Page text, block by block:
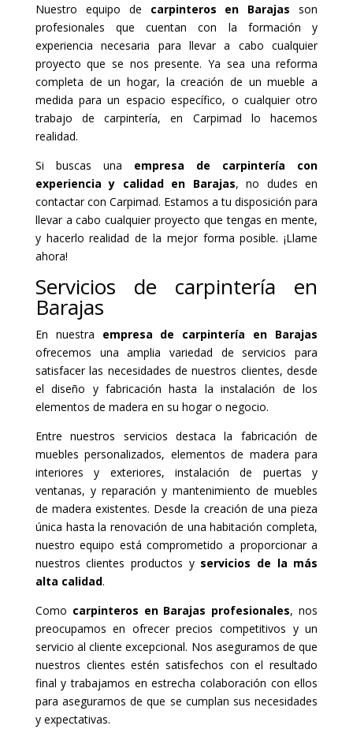
Nuestro equipo de carpinteros en Barajasson
profesionales que cuentan con la formación y
experiencia necesaria para llevar a cabo cualquier
proyecto que se nos presente. Ya sea una reforma
completa de un hogar, la creación de un mueble a
medida para un espacio específico, o cualquier otro
trabajo de carpintería, en Carpimad lo hacemos
realidad.
Si buscas una empresa de carpintería con
experiencia y calidad en Barajas, no dudes en
contactar con Carpimad. Estamos a tu disposición para
llevar a cabo cualquier proyecto que tengas en mente,
y hacerlo realidad de la mejor forma posible. ¡Llame
ahora!
Servicios de carpintería en
Barajas
En nuestra empresa de carpintería en Barajas
ofrecemos una amplia variedad de servicios para
satisfacer las necesidades de nuestros clientes, desde
el diseño y fabricación hasta la instalación de los
elementos de madera en su hogar o negocio.
Entre nuestros servicios destaca la fabricación de
muebles personalizados, elementos de madera para
interiores y exteriores, instalación de puertas y
ventanas, y reparación y mantenimiento de muebles
de madera existentes. Desde la creación de una pieza
única hasta la renovación de una habitación completa,
nuestro equipo está comprometido a proporcionar a
nuestros clientes productos y servicios de la más
alta calidad.
Como carpinteros en Barajas profesionales, nos
preocupamos en ofrecer precios competitivos y un
servicio al cliente excepcional. Nos aseguramos de que
nuestros clientes estén satisfechos con el resultado
final y trabajamos en estrecha colaboración con ellos
para asegurarnos de que se cumplan sus necesidades
y expectativas.